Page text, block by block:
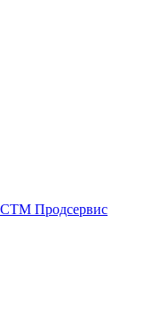
СТМ Продсервис